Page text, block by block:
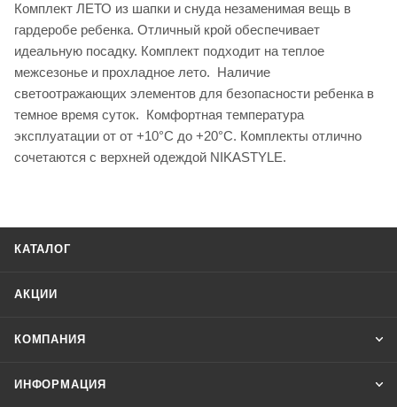
Комплект ЛЕТО из шапки и снуда незаменимая вещь в
гардеробе ребенка. Отличный крой обеспечивает
идеальную посадку. Комплект подходит на теплое
межсезонье и прохладное лето. Наличие
светоотражающих элементов для безопасности ребенка в
темное время суток. Комфортная температура
эксплуатации от от +10°С до +20°С. Комплекты отлично
сочетаются с верхней одеждой NIKASTYLE.
КАТАЛОГ
АКЦИИ
КОМПАНИЯ
ИНФОРМАЦИЯ